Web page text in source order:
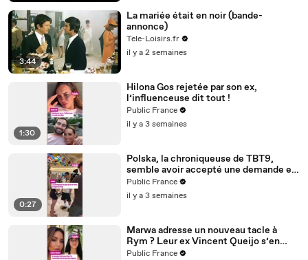
3:44
La mariée était en noir (bande-
annonce)
Tele-Loisirs.fr
il y a 2 semaines
1:30
Hilona Gos rejetée par son ex,
l’influenceuse dit tout !
Public France
il y a 3 semaines
0:27
Polska, la chroniqueuse de TBT9,
semble avoir accepté une demande en
mariage de son ami créateur de
contenu Anis
Public France
il y a 3 semaines
Marwa adresse un nouveau tacle à
Rym ? Leur ex Vincent Queijo s’en
mêle !
Public France